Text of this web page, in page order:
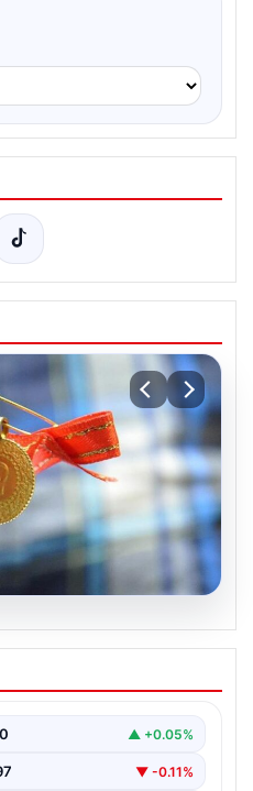
Nisan 2026: Altın
Gram, çeyrek,
▲ +0.05%
▼ -0.11%